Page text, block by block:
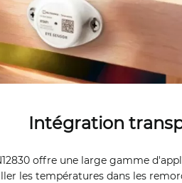
Intégration
offre une large gamme
les températures dans les